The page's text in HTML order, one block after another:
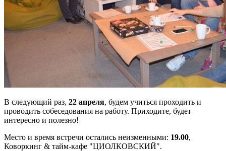
В следующий раз, 22 апреля, будем учиться проходить и
проводить собеседования на работу. Приходите, будет
интересно и полезно!
Место и время встречи остались неизменными: 19.00,
Коворкинг & тайм-кафе "ЦИОЛКОВСКИЙ".